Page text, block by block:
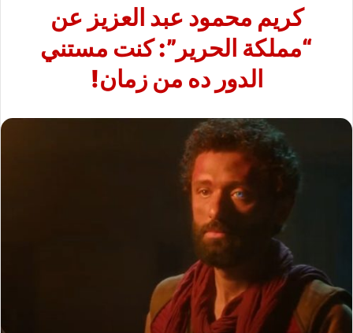
كريم محمود عبد العزيز عن
“مملكة الحرير”: كنت مستني
الدور ده من زمان!